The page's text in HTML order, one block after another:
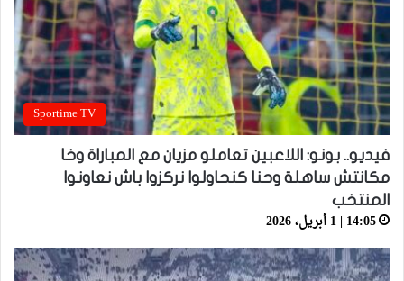
Sportime TV
فيديو.. بونو: اللاعبين تعاملو مزيان مع المباراة وخا
مكانتش ساهلة وحنا كنحاولوا نركزوا باش نعاونوا
المنتخب
14:05 | 1 أبريل، 2026